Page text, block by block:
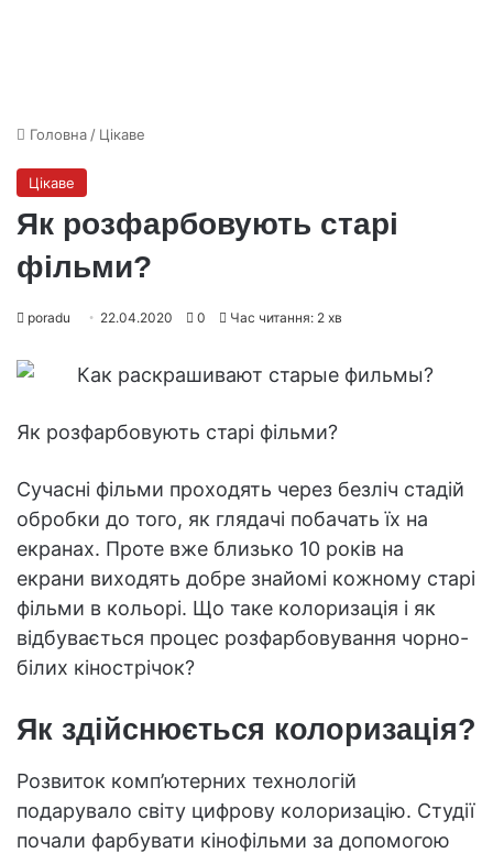
Головна / Цікаве
Цікаве
Як розфарбовують старі
фільми?
poradu 22.04.2020 0 Час читання: 2 хв
Як розфарбовують старі фільми?
Сучасні фільми проходять через безліч стадій
обробки до того, як глядачі побачать їх на
екранах. Проте вже близько 10 років на
екрани виходять добре знайомі кожному старі
фільми в кольорі. Що таке колоризація і як
відбувається процес розфарбовування чорно-
білих кінострічок?
Як здійснюється колоризація?
Розвиток комп’ютерних технологій
подарувало світу цифрову колоризацію. Студії
почали фарбувати кінофільми за допомогою